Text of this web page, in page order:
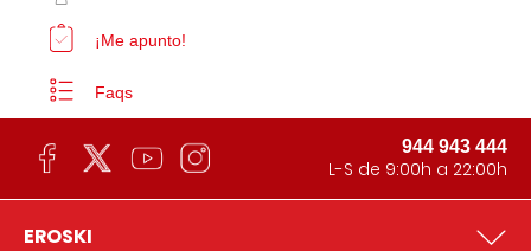
¡Me apunto!
Faqs
944 943 444
L-S de 9:00h a 22:00h
EROSKI